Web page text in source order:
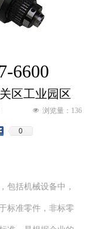
包括机械设备中，
标准零件，非标零
넶 浏览量： 136
0
6600
区工业园区